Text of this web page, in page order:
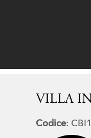
VILLA
Codice: